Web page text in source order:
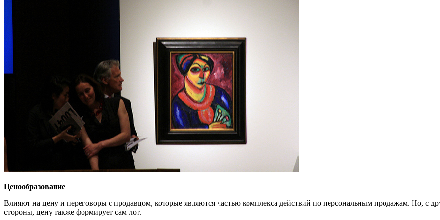
Ценообразование
Влияют на цену и переговоры с продавцом, которые являются частью комплекса действий по персональным продажам. Но, с
стороны, цену также формирует сам лот.